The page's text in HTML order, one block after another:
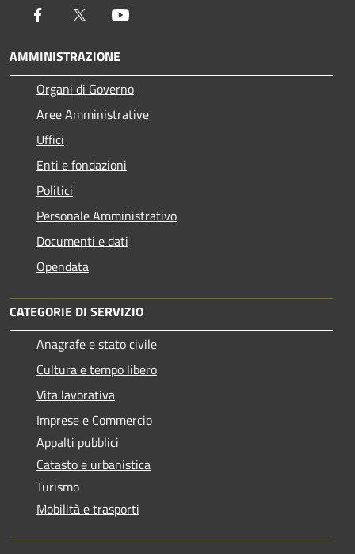
Facebook Twitter
AMMINISTRAZIONE
Organi di Governo
Aree Amministrative
Uffici
Enti e fondazioni
Politici
Personale Amministrativo
Documenti e dati
Opendata
CATEGORIE DI SERVIZIO
Anagrafe e stato civile
Cultura e tempo libero
Vita lavorativa
Imprese e Commercio
Appalti pubblici
Catasto e urbanistica
Turismo
Mobilità e trasporti